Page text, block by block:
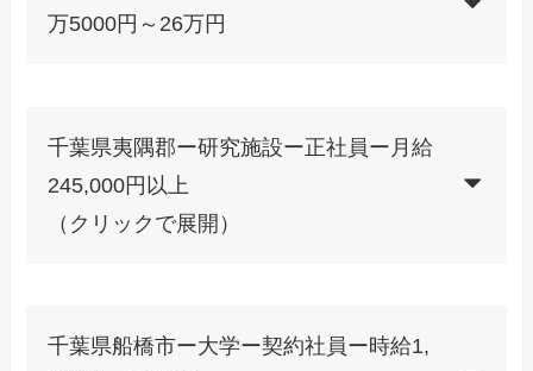
万5000円～26万円
千葉県夷隅郡ー研究施設ー正社員ー月給
245,000円以上
（クリックで展開）
千葉県船橋市ー大学ー契約社員ー時給1,